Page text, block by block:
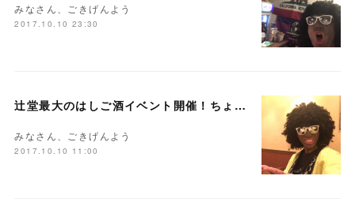
みなさん、ごきげんよう
2017.10.10 23:30
辻堂最大のはしご酒イベント開催！ちょい呑みフェスティバル♪ PR第6弾！「山吹 × 純国産ボイス」
みなさん、ごきげんよう
2017.10.10 11:00